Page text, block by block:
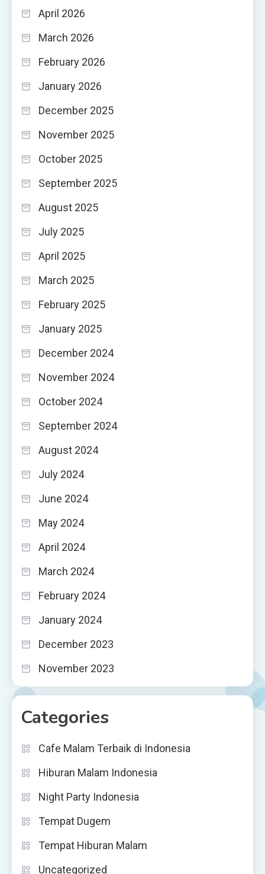
April 2026
March 2026
February 2026
January 2026
December 2025
November 2025
October 2025
September 2025
August 2025
July 2025
April 2025
March 2025
February 2025
January 2025
December 2024
November 2024
October 2024
September 2024
August 2024
July 2024
June 2024
May 2024
April 2024
March 2024
February 2024
January 2024
December 2023
November 2023
Categories
Cafe Malam Terbaik di Indonesia
Hiburan Malam Indonesia
Night Party Indonesia
Tempat Dugem
Tempat Hiburan Malam
Uncategorized